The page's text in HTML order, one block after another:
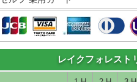
レイクフォレスト